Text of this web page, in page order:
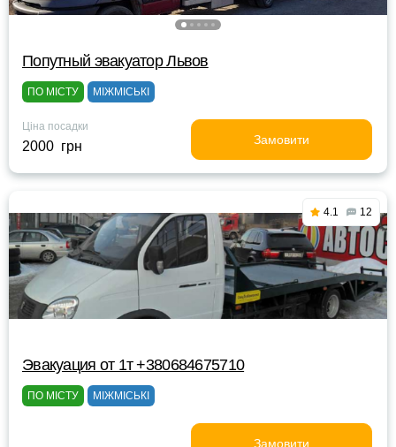
Попутный эвакуатор Львов
ПО МІСТУ МІЖМІСЬКІ
Ціна посадки
2000 грн Замовити
4.1 12
Эвакуация от 1т +380684675710
ПО МІСТУ МІЖМІСЬКІ
Замовити